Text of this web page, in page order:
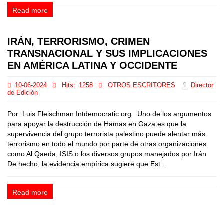
Read more
IRÁN, TERRORISMO, CRIMEN
TRANSNACIONAL Y SUS IMPLICACIONES
EN AMÉRICA LATINA Y OCCIDENTE
10-06-2024 Hits: 1258 OTROS ESCRITORES
Director
de Edición
Por: Luis Fleischman Intdemocratic.org Uno de los argumentos
para apoyar la destrucción de Hamas en Gaza es que la
supervivencia del grupo terrorista palestino puede alentar más
terrorismo en todo el mundo por parte de otras organizaciones
como Al Qaeda, ISIS o los diversos grupos manejados por Irán.
De hecho, la evidencia empírica sugiere que Est...
Read more